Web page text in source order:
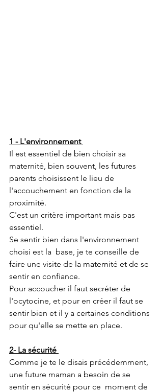
1 - L'environnement
Il est essentiel de bien choisir sa
maternité, bien souvent, les futures
parents choisissent le lieu de
l'accouchement en fonction de la
proximité.
C'est un critère important mais pas
essentiel.
Se sentir bien dans l'environnement
choisi est la  base, je te conseille de
faire une visite de la maternité et de se
sentir en confiance.
Pour accoucher il faut secréter de
l'ocytocine, et pour en créer il faut se
sentir bien et il y a certaines conditions
pour qu'elle se mette en place.
2- La sécurité
Comme je te le disais précédemment,
une future maman a besoin de se
sentir en sécurité pour ce  moment de